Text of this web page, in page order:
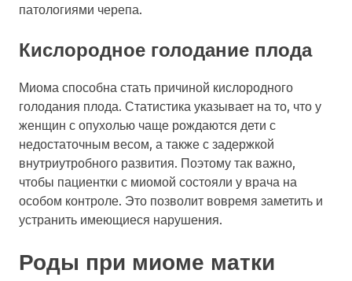
патологиями черепа.
Кислородное голодание плода
Миома способна стать причиной кислородного
голодания плода. Статистика указывает на то, что у
женщин с опухолью чаще рождаются дети с
недостаточным весом, а также с задержкой
внутриутробного развития. Поэтому так важно,
чтобы пациентки с миомой состояли у врача на
особом контроле. Это позволит вовремя заметить и
устранить имеющиеся нарушения.
Роды при миоме матки